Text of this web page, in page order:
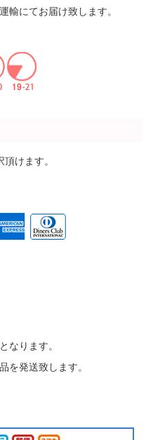
輸にてお届け致します。
けます。
なります。
を発送致します。